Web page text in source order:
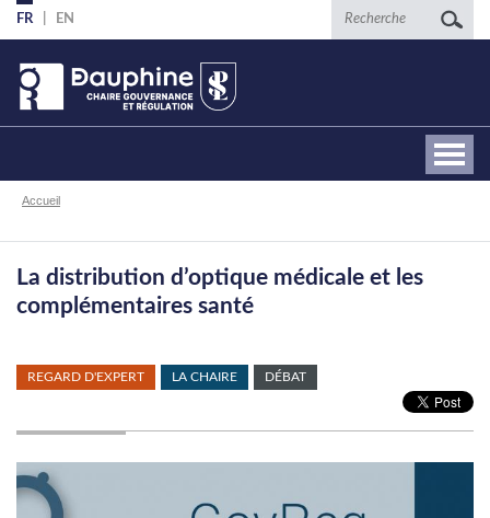
Aller
au
contenu
principal
FR EN Recherche
Fil
Accueil
La distribution d’optique médicale et les
complémentaires santé
REGARD D'EXPERT LA CHAIRE DÉBAT